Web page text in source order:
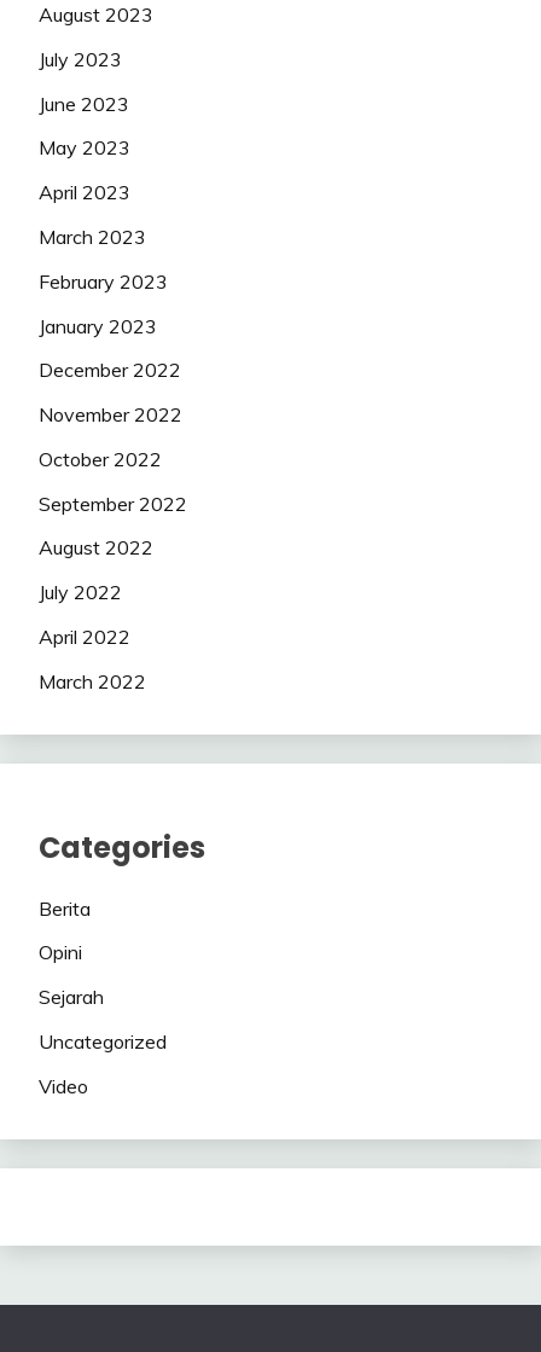
August 2023
July 2023
June 2023
May 2023
April 2023
March 2023
February 2023
January 2023
December 2022
November 2022
October 2022
September 2022
August 2022
July 2022
April 2022
March 2022
Categories
Berita
Opini
Sejarah
Uncategorized
Video